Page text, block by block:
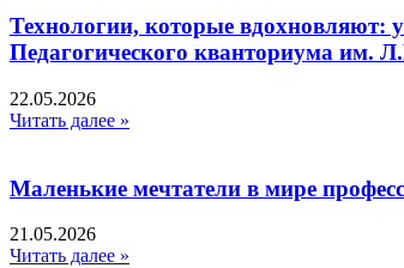
Технологии, которые вдохновляют:
Педагогического кванториума
22.05.2026
Читать далее »
Маленькие мечтатели в мире
21.05.2026
Читать далее »